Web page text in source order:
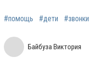
#помощь #дети #звонки
Байбуза Виктория